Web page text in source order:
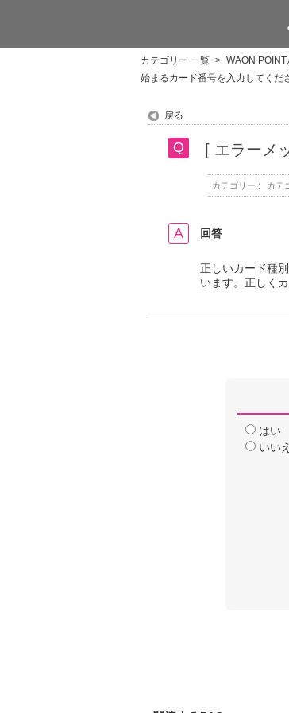
WAON POINT
カテゴリー 一覧 > WAON
始まるカード番号を入力してくだ
戻る
[ エラーメ
カテゴリー : カテ
回答
正しいカード種
います。正しく
はい
いいえ